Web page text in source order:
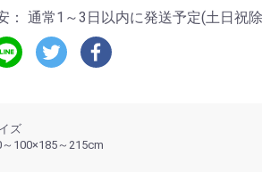
： 通常1～3日以内に発送予定(土日祝
ズ
～100×185～215cm